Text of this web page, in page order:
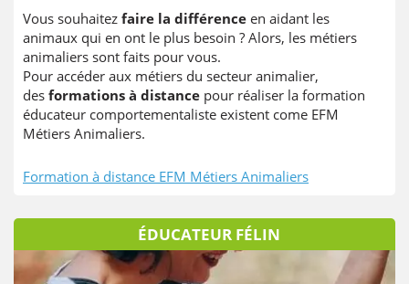
Vous souhaitez faire la différence en aidant les
animaux qui en ont le plus besoin ? Alors, les métiers
animaliers sont faits pour vous.
Pour accéder aux métiers du secteur animalier,
des formations à distance pour réaliser la formation
éducateur comportementaliste existent come EFM
Métiers Animaliers.
Formation à distance EFM Métiers Animaliers
ÉDUCATEUR FÉLIN